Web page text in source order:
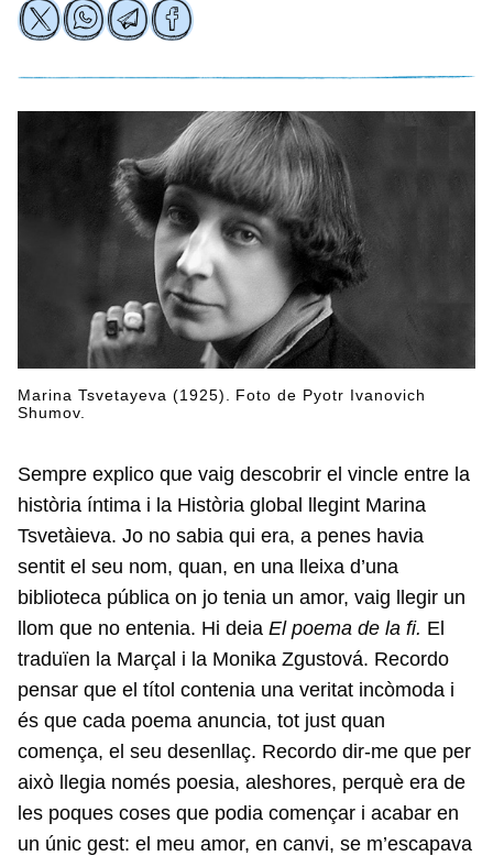
Marina Tsvetayeva (1925). Foto de Pyotr Ivanovich
Shumov.
Sempre explico que vaig descobrir el vincle entre la
història íntima i la Història global llegint Marina
Tsvetàieva. Jo no sabia qui era, a penes havia
sentit el seu nom, quan, en una lleixa d’una
biblioteca pública on jo tenia un amor, vaig llegir un
llom que no entenia. Hi deia El poema de la fi. El
traduïen la Marçal i la Monika Zgustová. Recordo
pensar que el títol contenia una veritat incòmoda i
és que cada poema anuncia, tot just quan
comença, el seu desenllaç. Recordo dir-me que per
això llegia només poesia, aleshores, perquè era de
les poques coses que podia començar i acabar en
un únic gest: el meu amor, en canvi, se m’escapava